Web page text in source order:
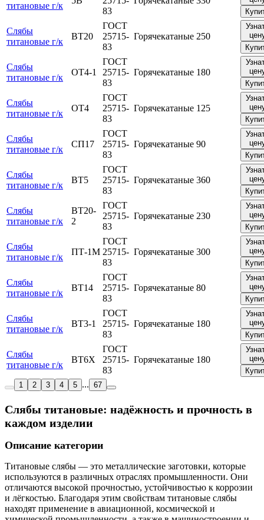
титановые г/к
83
Слябы
титановые г/к
ВТ20
ГОСТ
25715-
83
Горячекатаные 250
Слябы
титановые г/к
ОТ4-1
ГОСТ
25715-
83
Горячекатаные 180
Слябы
титановые г/к
ОТ4
ГОСТ
25715-
83
Горячекатаные 125
Слябы
титановые г/к
СП17
ГОСТ
25715-
83
Горячекатаные 90
Слябы
титановые г/к
ВТ5
ГОСТ
25715-
83
Горячекатаные 360
Слябы
титановые г/к
ВТ20-
2
ГОСТ
25715-
83
Горячекатаные 230
Слябы
титановые г/к
ПТ-1М
ГОСТ
25715-
83
Горячекатаные 300
Слябы
титановые г/к
ВТ14
ГОСТ
25715-
83
Горячекатаные 80
Слябы
титановые г/к
ВТ3-1
ГОСТ
25715-
83
Горячекатаные 180
Слябы
титановые г/к
ВТ6Х
ГОСТ
25715-
83
Горячекатаные 180
1
2 3 4 5 ... 67
Слябы титановые: надёжность и прочность в
каждом изделии
Описание категории
Титановые слябы — это металлические заготовки, которые
используются в различных отраслях промышленности. Они
отличаются высокой прочностью, устойчивостью к коррозии
и лёгкостью. Благодаря этим свойствам титановые слябы
находят применение в авиационной, космической и